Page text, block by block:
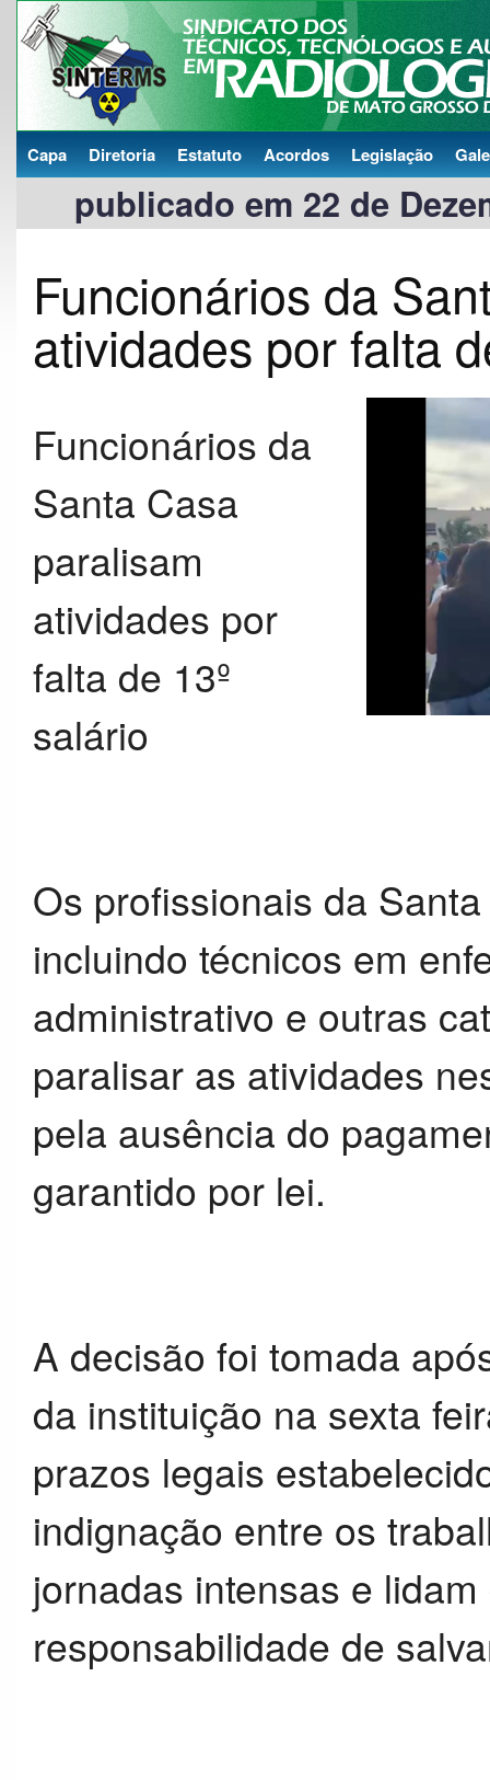
Capa Diretoria Estatuto Acordos Legislação
publicado em 22 de
Funcionários da
atividades por falta
Funcionários da
Santa Casa
paralisam
atividades por
falta de 13º
salário
Os profissionais da
incluindo técnicos em
administrativo e outras
paralisar as atividades
pela ausência do
garantido por lei.
A decisão foi tomada
da instituição na sexta
prazos legais
indignação entre os
jornadas intensas e
responsabilidade de